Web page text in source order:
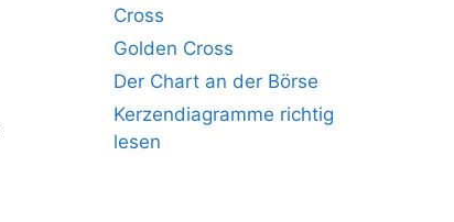
Cross
Golden Cross
Der Chart an der Börse
Kerzendiagramme richtig
lesen